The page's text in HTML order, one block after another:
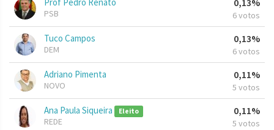
PSB
0,13%
6 votos
Tuco Campos
DEM
0,13%
6 votos
Adriano Pimenta
NOVO
0,11%
5 votos
Ana Paula Siqueira Eleito
REDE
0,11%
5 votos